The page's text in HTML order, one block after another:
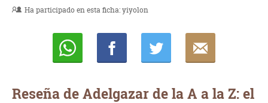
Ha participado en esta ficha:yiyolon
Reseña de Adelgazar de la A a la Z: el